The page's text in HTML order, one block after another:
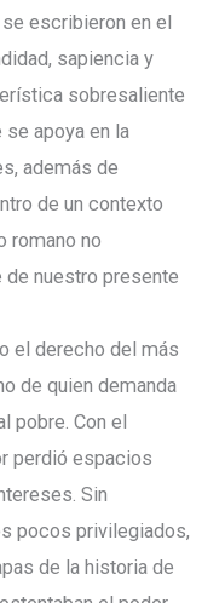
escribieron en el
sapiencia y
sobresaliente
se apoya en la
además de
de un contexto
romano no
de nuestro presente
el derecho del más
de quien demanda
pobre. Con el
perdió espacios
Sin
pocos privilegiados,
de la historia de